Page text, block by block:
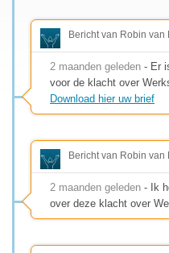
Bericht van Robin van
2 maanden geleden - Er
voor de klacht over
Download hier uw brief
Bericht van Robin van
2 maanden geleden - Ik
over deze klacht over